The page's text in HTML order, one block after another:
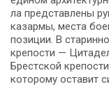
ла пред­став­ле­ны
ка­зар­мы, ме­ста
по­зи­ции. В
кре­по­сти —
Брест­ской
ко­то­ро­му оста­вит